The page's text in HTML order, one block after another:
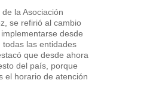
la Asociación
se refirió al cambio
desde
las entidades
que desde ahora
del país, porque
el horario de atención